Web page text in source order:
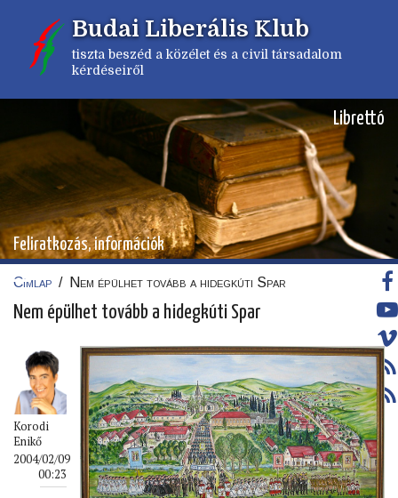
tartalomra
Budai Liberális Klub
tiszta beszéd a közélet és a civil társadalom
kérdéseiről
Librettó
Feliratkozás, információk
Címlap / Nem épülhet tovább a hidegkúti Spar
Nem épülhet tovább a hidegkúti Spar
Korodi
Enikő
2004/02/09
00:23